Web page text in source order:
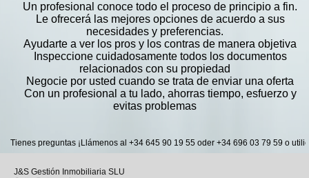
Un profesional conoce todo el proceso de principio a fin.
Le ofrecerá las mejores opciones de acuerdo a sus
necesidades y preferencias.
Ayudarte a ver los pros y los contras de manera objetiva
Inspeccione cuidadosamente todos los documentos
relacionados con su propiedad
Negocie por usted cuando se trata de enviar una oferta
Con un profesional a tu lado, ahorras tiempo, esfuerzo y
evitas problemas
preguntas ¡Llámenos al +34 645 90 19 55 oder +34 696 03 79 59 o utilice
J&S Gestión Inmobiliaria SLU